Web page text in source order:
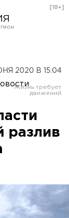
[18+]
2020 В 15:04
разлив